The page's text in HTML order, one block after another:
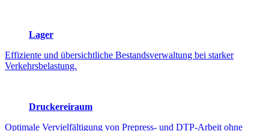
Lager
Effiziente und übersichtliche Bestandsverwaltung bei starker
Verkehrsbelastung.
Druckereiraum
Optimale Vervielfältigung von Prepress- und DTP-Arbeit ohne